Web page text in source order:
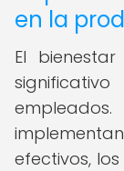
en la
El
efectivos,